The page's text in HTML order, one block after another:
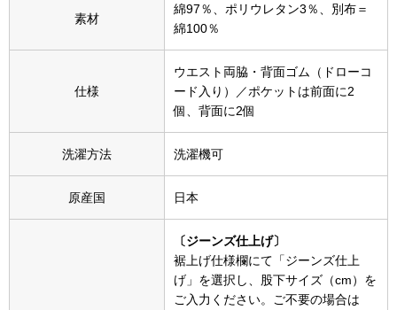
Miss Kyouko／ミスキョウコ
その他
財布／小物
財布／コイン
革小物
ポーチ
その他
素材
綿97％、ポリウレタン3％、別布＝
綿100％
仕様
ウエスト両脇・背面ゴム（ドローコ
ード入り）／ポケットは前面に2
個、背面に2個
洗濯方法 洗濯機可
原産国 日本
〔ジーンズ仕上げ〕
裾上げ仕様欄にて「ジーンズ仕上
げ」を選択し、股下サイズ（cm）を
ご入力ください。ご不要の場合は